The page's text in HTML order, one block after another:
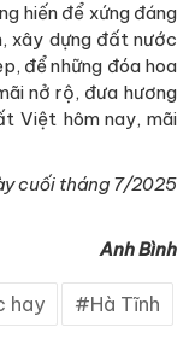
hiến để xứng đáng
xây dựng đất nước
để những đóa hoa
nở rộ, đưa hương
Việt hôm nay, mãi
cuối tháng 7/2025
Anh Bình
hay Hà Tĩnh